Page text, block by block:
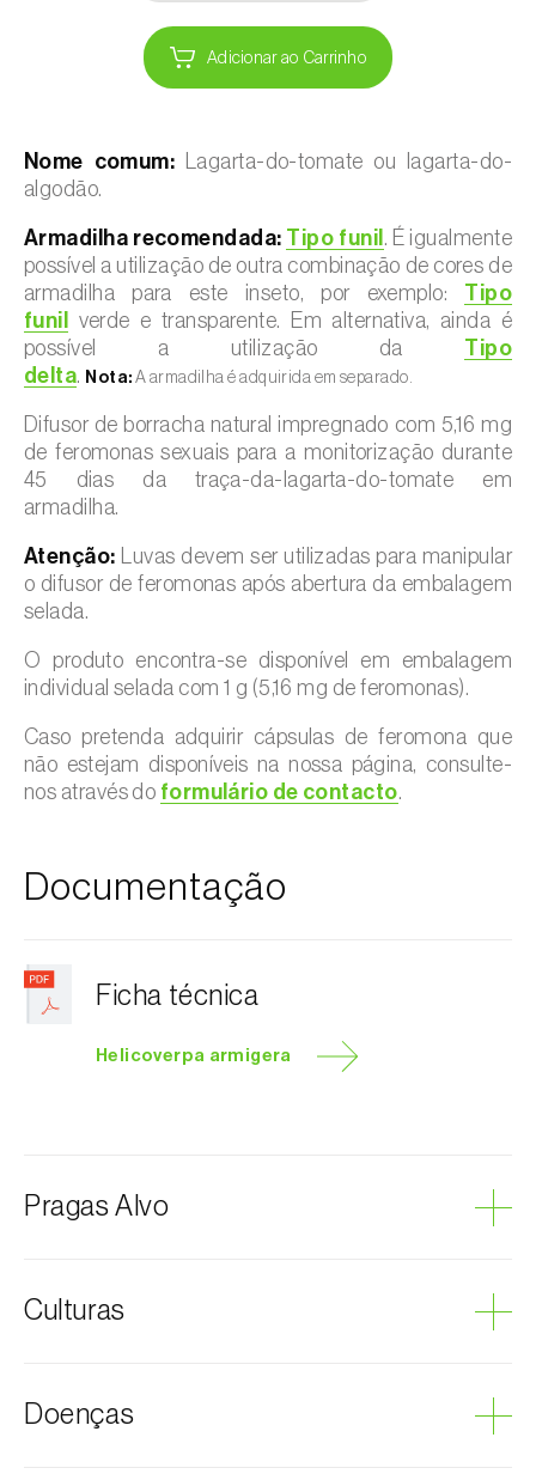
Adicionar ao Carrinho
Nome comum: Lagarta-do-tomate ou lagarta-do-
algodão.
Armadilha recomendada: Tipo funil . É igualmente
possível a utilização de outra combinação de cores de
armadilha para este inseto, por exemplo: Tipo
funil
verde e transparente. Em alternativa, ainda é
possível a utilização da Tipo
delta. Nota: A armadilha é adquirida em separado.
Difusor de borracha natural impregnado com 5,16 mg
de feromonas sexuais para a monitorização durante
45 dias da traça-da-lagarta-do-tomate em
armadilha.
Atenção: Luvas devem ser utilizadas para manipular
o difusor de feromonas após abertura da embalagem
selada.
O produto encontra-se disponível em embalagem
individual selada com 1 g (5,16 mg de feromonas).
Caso pretenda adquirir cápsulas de feromona que
não estejam disponíveis na nossa página, consulte-
nos através do formulário de contacto.
Documentação
Ficha técnica
Helicoverpa armigera
Pragas Alvo
Culturas
Alface
Doenças